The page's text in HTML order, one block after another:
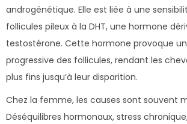
androgénétique. Elle est liée à une
follicules pileux à la DHT, une hormone
testostérone. Cette hormone provoque
progressive des follicules, rendant les
plus fins jusqu’à leur disparition.
Chez la femme, les causes sont souvent
Déséquilibres hormonaux, stress